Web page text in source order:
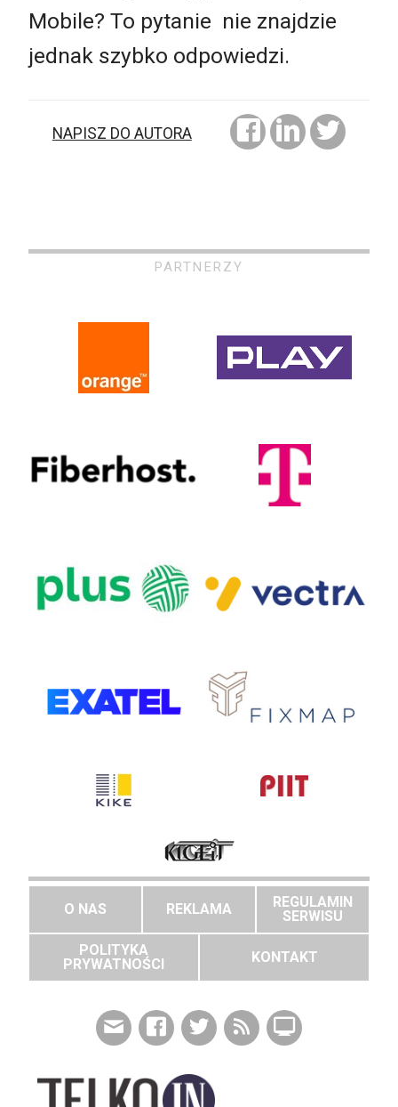
Mobile? To pytanie nie znajdzie
jednak szybko odpowiedzi.
NAPISZ DO AUTORA
PARTNERZY
O NAS REKLAMA
REGULAMIN
SERWISU
POLITYKA
PRYWATNOŚCI
KONTAKT